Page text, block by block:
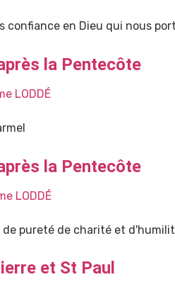
confiance en Dieu qui nous
la Pentecôte
LODDÉ
la Pentecôte
LODDÉ
de pureté de charité et
et St Paul